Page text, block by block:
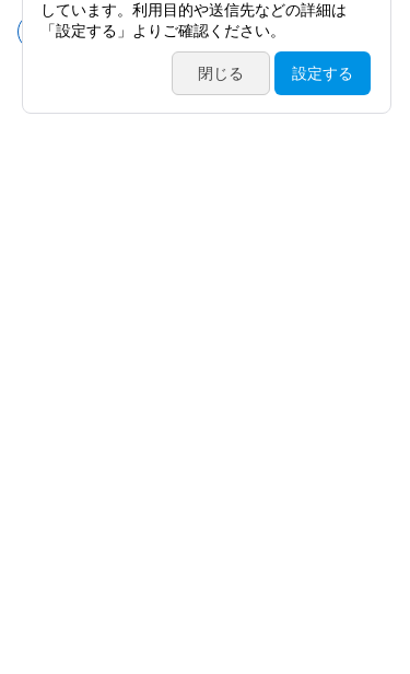
眼球固定リング・トレパン